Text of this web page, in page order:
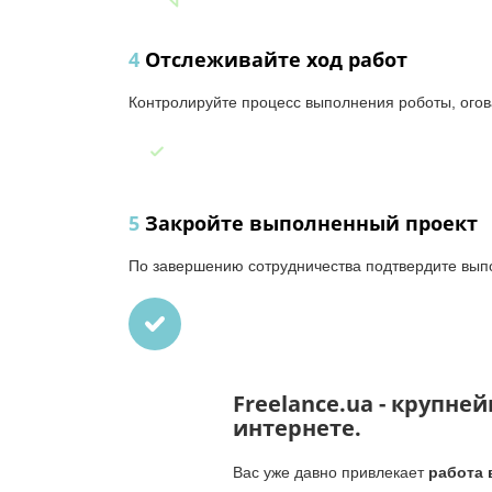
4 Отслеживайте ход работ
Контролируйте процесс выполнения роботы,
5 Закройте выполненный проект
По завершению сотрудничества подтвердите
Freelance.ua -
интернете.
Вас уже давно привлекает работа